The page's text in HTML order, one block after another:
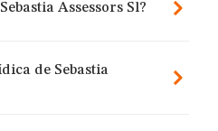
Assessors Sl?
de Sebastia